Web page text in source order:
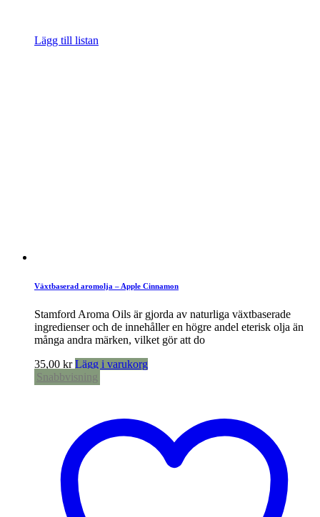
Lägg till listan
Växtbaserad aromolja – Apple Cinnamon
Stamford Aroma Oils är gjorda av naturliga växtbaserade
ingredienser och de innehåller en högre andel eterisk olja än
många andra märken, vilket gör att do
35,00 kr Lägg i varukorg
Snabbvisning